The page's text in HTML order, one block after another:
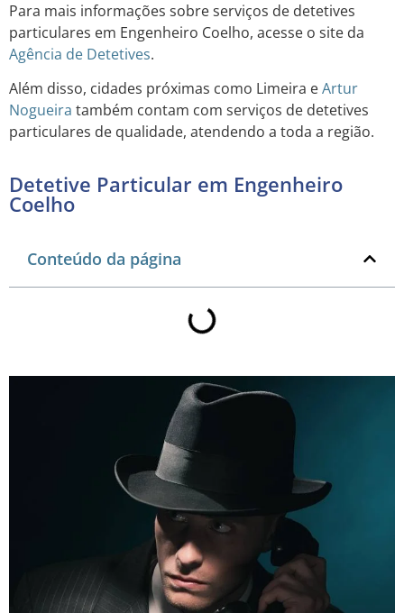
Para mais informações sobre serviços de detetives
particulares em Engenheiro Coelho, acesse o site da
Agência de Detetives.
Além disso, cidades próximas como Limeira eArtur
Nogueira também contam com serviços de detetives
particulares de qualidade, atendendo a toda a região.
Detetive Particular em Engenheiro
Coelho
Conteúdo da página